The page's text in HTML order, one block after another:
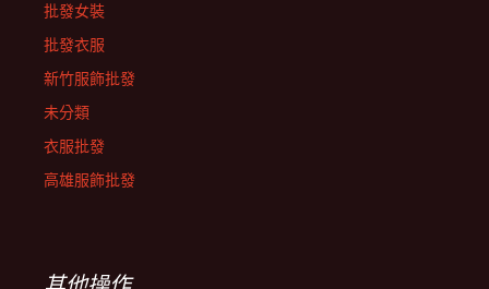
批發女裝
批發衣服
新竹服飾批發
未分類
衣服批發
高雄服飾批發